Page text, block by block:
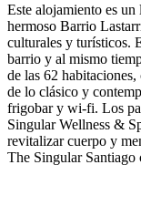
Este alojamiento es
hermoso Barrio
culturales y turísticos.
barrio y al mismo
de las 62
de lo clásico y
frigobar y wi-fi. Los
Singular Wellness &
revitalizar cuerpo y
The Singular Santiago